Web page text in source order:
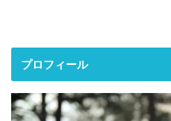
プロフィール